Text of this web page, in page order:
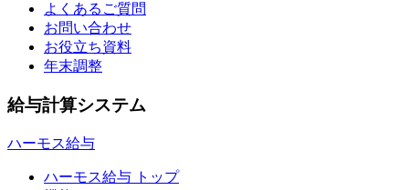
よくあるご質問
お問い合わせ
お役立ち資料
年末調整
給与計算システム
ハーモス給与
ハーモス給与 トップ